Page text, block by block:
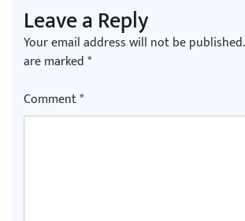
Leave a Reply
Your email address will not be published.
are marked*
Comment*